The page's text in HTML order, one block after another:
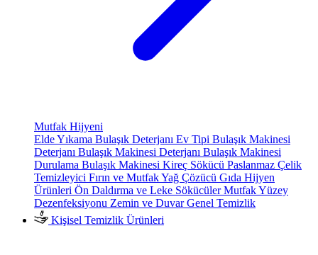
Mutfak Hijyeni
Elde Yıkama Bulaşık Deterjanı Ev Tipi Bulaşık Makinesi
Deterjanı Bulaşık Makinesi Deterjanı Bulaşık Makinesi
Durulama Bulaşık Makinesi Kireç Sökücü Paslanmaz Çelik
Temizleyici Fırın ve Mutfak Yağ Çözücü Gıda Hijyen
Ürünleri Ön Daldırma ve Leke SökücülerMutfak Yüzey
Dezenfeksiyonu Zemin ve Duvar Genel Temizlik
Kişisel Temizlik Ürünleri